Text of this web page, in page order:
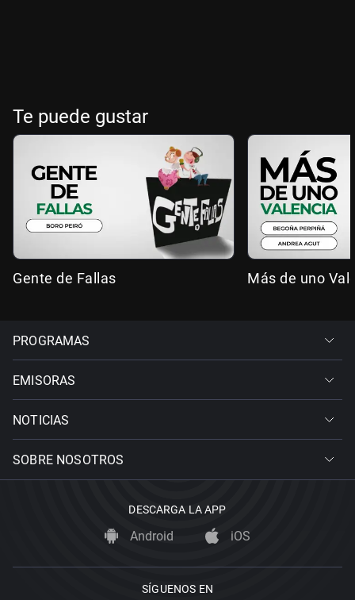
Te puede gustar
Gente de Fallas Más de uno
PROGRAMAS
EMISORAS
NOTICIAS
SOBRE NOSOTROS
DESCARGA LA APP
Android iOS
SÍGUENOS EN